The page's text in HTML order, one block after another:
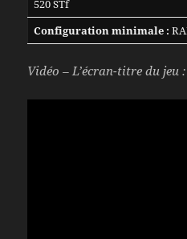
520 STf
Configuration minimale :
Vidéo – L’écran-titre du jeu :